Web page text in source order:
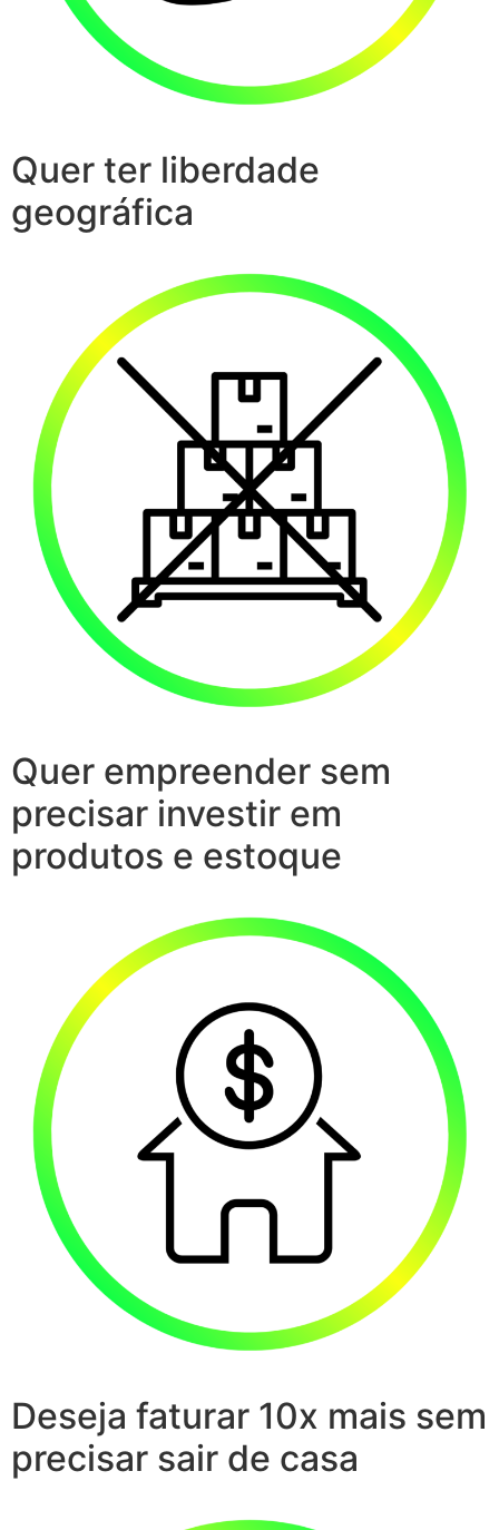
Quer ter liberdade
geográfica
Quer empreender sem
precisar investir em
produtos e estoque
Deseja faturar 10x mais sem
precisar sair de casa